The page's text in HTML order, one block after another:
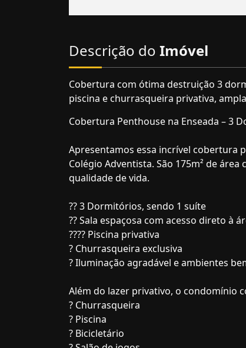
Descrição do Imóvel
Cobertura com ótima destruição 3
piscina e churrasqueira privativa,
Cobertura Penthouse na Enseada – 3
Apresentamos essa incrível cobertura
Colégio Adventista. São 175m² de
qualidade de vida.
?? 3 Dormitórios, sendo 1 suíte
?? Sala espaçosa com acesso direto à
???? Piscina privativa
? Churrasqueira exclusiva
? Iluminação agradável e ambientes
Além do lazer privativo, o condomínio
? Churrasqueira
? Piscina
? Bicicletário